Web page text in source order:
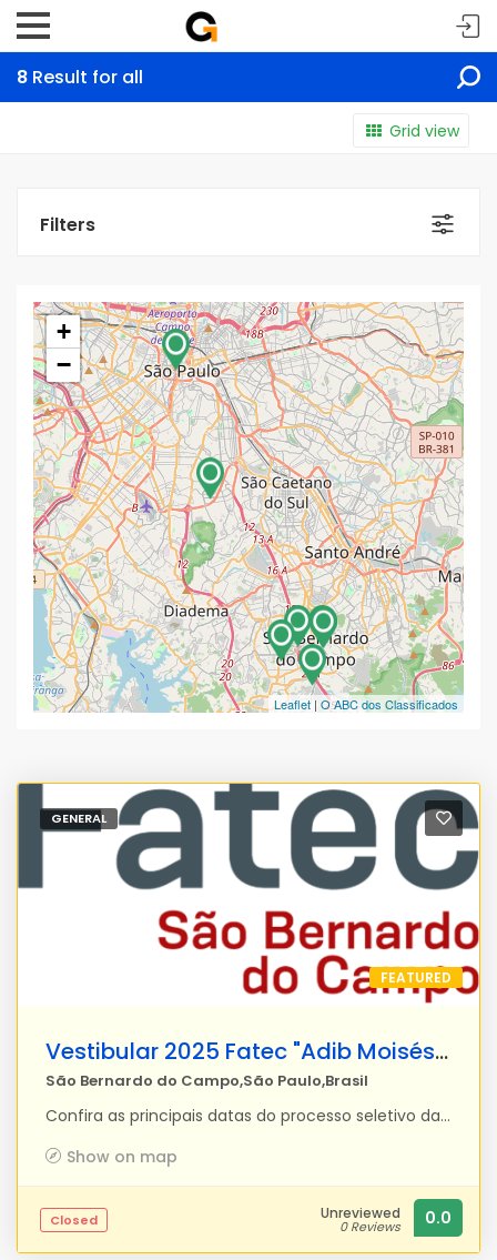
8 Result for all
Grid view
Filters
FEATURED
GENERAL
Vestibular 2025 Fatec "Adib Moisés Dib" (Fatec SBC)
São Bernardo do Campo,São Paulo,Brasil
Confira as principais datas do processo seletivo das Fatecs 14 até 18 de novembro Inscrições para isenção/redução de taxa e envio da documentação via upload 14 de novembro a 12 de dezembro – até 15 horas Inscrições processo seletivo 27 de novembro Resultado isenção redução 28 e 29 de novembro Recurso isenção redução 6 de dezembro Publicação resultado recurso isenção 3 de janeiro de 2025 – a partir de 17 horas Divulgação dos locais de prova 12 de janeiro de 2025 – às 13 horas Exame 13 de janeiro de 2025 Divulgação do espelho da prova 15 de janeiro de 2025 – a partir de 17 horas Divulgação do gabarito oficial 4 de fevereiro de 2025 Publicação da classificação geral e primeira chamada para matrículas 05 a 07 de fevereiro de 2025 Matrícula da primeira chamada A FATEC-SBC – Faculdade de Tecnologia de São Bernardo do Campo “Adib Moisés Dib” é uma unidade de ensino do Centro Estadual de Educação Tecnológica Paula Souza, e tem por finalidade oferecer cursos superiores de Tecnologia, gratuitos, com duração de 3 anos, nas áreas de Automação Industrial, Informática para Negócios, Gestão Empresarial e Manufatura Avançada. Suas atividades tiveram início em 01 de Agosto de 2005, inicialmente com o curso de Informática com Ênfase em Gestão de Negócios, com 40 vagas para o período Vespertino e 40 vagas para o período noturno. O curso de Eletrônica – Modalidade Automação Industrial iniciou a sua primeira turma no primeiro semestre de 2006, oferecendo 40 vagas para o período matutino. No primeiro semestre de 2009 iniciou-se a primeira turma do curso de Eletrônica – Modalidade Automação Industrial no período noturno , também com 40 vagas. No 2°semestre de 2015 foi implantado o Curso Superior de Tecnologia em Gestão Empresarial, com 40 vagas semestrais na modalidade a distância. No 2°semestre de 2020 foi implantado o Curso Superior de Tecnologia em Manufatura Avançada, com 40 vagas semestrais para o período noturno. Atualmente, com quase 1000 alunos matriculados, a FATEC SBC passou por várias mudanças, como a reformulação das estruturas curriculares de ambos os cursos, visando sua atualização face às novas demandas do meio empresarial. O Tecnólogo Um profissional pronto para o mercado de trabalho, com formação para projetar e gerenciar sistemas, nas áreas de Informática e Automação Industrial. Um profissional que sabe posicionar-se de maneira critica face às novas tecnologias, sabendo escolher a que é mais adequada levando em conta os aspectos técnicos, humanos e econômicos. Essa modalidade de graduação visa formar profissionais para atender campos específicos do mercado de trabalho. Por ser um profissional de nível superior, os tecnólogos podem dar continuidade a seus estudos cursando a pós-graduação Stricto Sensu (Mestrado e Doutorado) e Lato Sensu (Especialização). Além disso, podem se candidatar a cargos públicos e privados em que a exigência seja ter o nível superior completo. A designação atual da profissão foi estabelecida pelo Decreto 2.208 de 17 de abril de 1997 (complementado pelo Decreto 5.154 de 23 de julho de 2004). De acordo com o artigo 2 (incisos I a V) da resolução 3 do Conselho Nacional de Educação, Art. 2º Os cursos de educação profissional de nível tecnológico serão designados como cursos superiores de tecnologia e deverão: incentivar o desenvolvimento da capacidade empreendedora e da compreensão do processo tecnológico, em suas causas e efeitos; incentivar a produção e a inovação científico-tecnológica, e suas respectivas aplicações no mundo do trabalho; desenvolver competências profissionais tecnológicas, gerais e específicas, para a gestão de processos e a produção de bens e serviços; propiciar a compreensão e a avaliação dos impactos sociais, econômicos e ambientais resultantes da produção, gestão e incorporação de novas tecnologias; promover a capacidade de continuar aprendendo e de acompanhar as mudanças nas condições de trabalho, bem como propiciar o o prosseguimento de estudos em cursos de pós-graduação. A missão da FATEC São Bernardo do Campo é trabalhar para que tudo isso possa se tornar realidade.
Show on map
Closed Unreviewed
0 Reviews 0.0
+
−
Leaflet | O ABC dos Classificados